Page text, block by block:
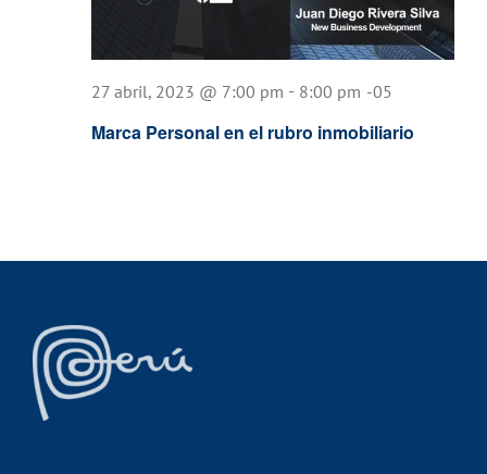
Marca Personal en el rubro inmobiliario
27 abril, 2023 @ 7:00 pm - 8:00 pm -05